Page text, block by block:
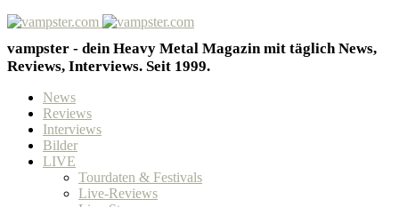
vampster - dein Heavy Metal Magazin mit täglich News,
Reviews, Interviews. Seit 1999.
News
Reviews
Interviews
Bilder
LIVE
Tourdaten & Festivals
Live-Reviews